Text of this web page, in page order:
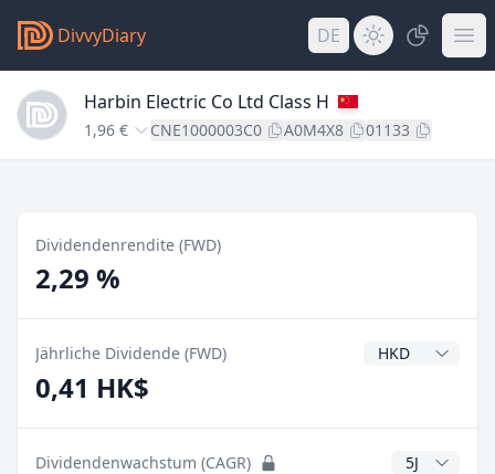
DivvyDiary DE
Harbin Electric Co Ltd Class H
1,96 € CNE1000003C0 A0M4X8 01133
Dividendenrendite (FWD)
2,29 %
Jährliche Dividende (FWD)
0,41 HK$
Dividendenwachstum (CAGR) CAGR Jahre